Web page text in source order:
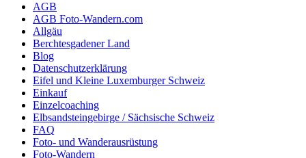
AGB
AGB Foto-Wandern.com
Allgäu
Berchtesgadener Land
Blog
Datenschutzerklärung
Eifel und Kleine Luxemburger Schweiz
Einkauf
Einzelcoaching
Elbsandsteingebirge / Sächsische Schweiz
FAQ
Foto- und Wanderausrüstung
Foto-Wandern